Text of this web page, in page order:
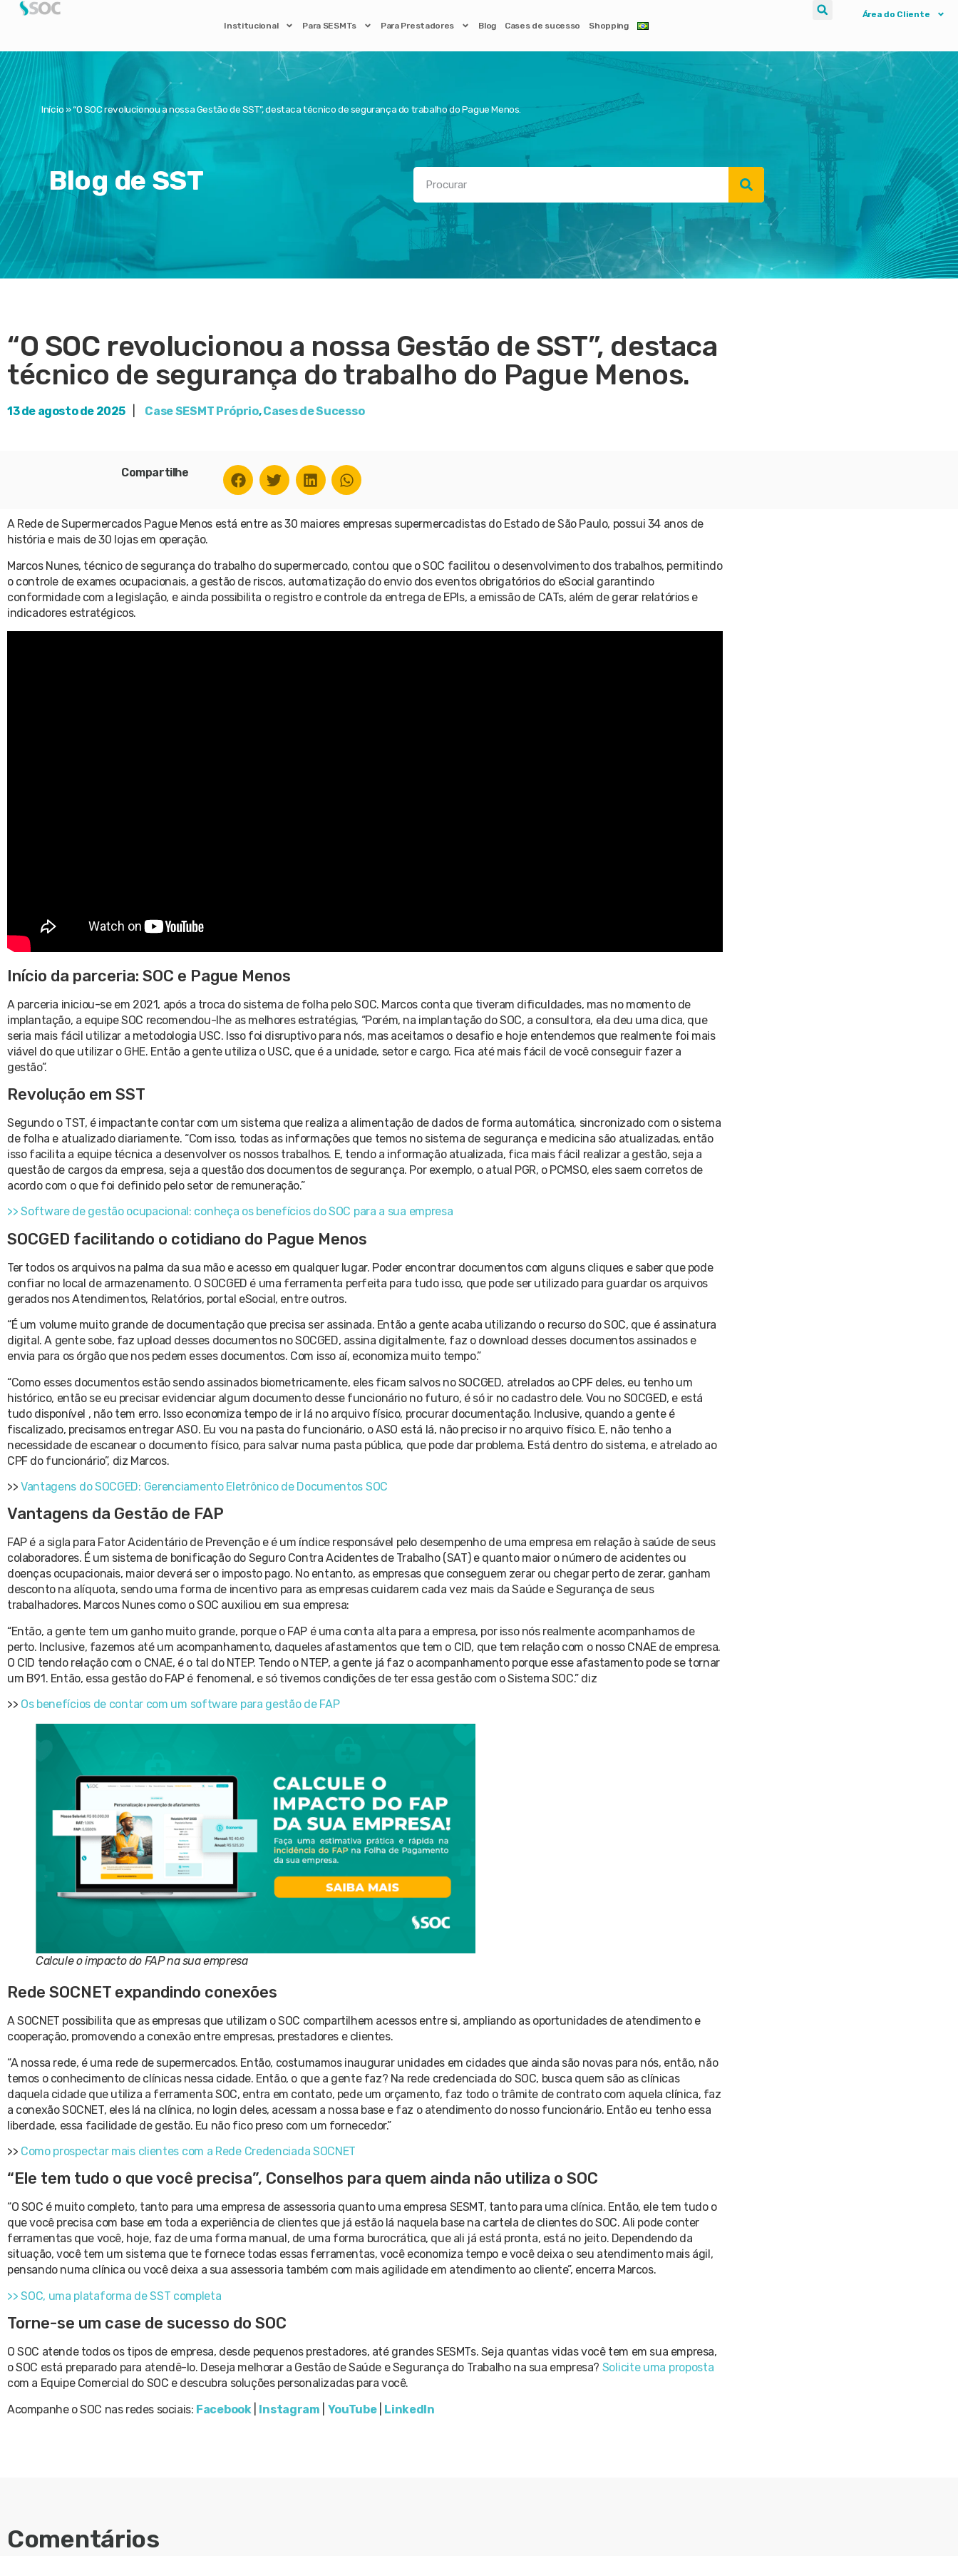
Institucional Para SESMTs Para Prestadores Blog Cases de sucesso Shopping
Área do Cliente
Início»“O SOC revolucionou a nossa Gestão de SST”, destaca técnico de segurança do trabalho do Pague Menos.
Blog de SST
“O SOC revolucionou a nossa Gestão de SST”, destaca
técnico de segurança do trabalho do Pague Menos.
13 de agosto de 2025 Case SESMT Próprio,Cases de Sucesso
Compartilhe
A Rede de Supermercados Pague Menos está entre as 30 maiores empresas supermercadistas do Estado de São Paulo, possui 34 anos de
história e mais de 30 lojas em operação.
Marcos Nunes, técnico de segurança do trabalho do supermercado, contou que o SOC facilitou o desenvolvimento dos trabalhos, permitindo
o controle de exames ocupacionais, a gestão de riscos, automatização do envio dos eventos obrigatórios do eSocial garantindo
conformidade com a legislação, e ainda possibilita o registro e controle da entrega de EPIs, a emissão de CATs, além de gerar relatórios e
indicadores estratégicos.
Início da parceria: SOC e Pague Menos
A parceria iniciou-se em 2021, após a troca do sistema de folha pelo SOC. Marcos conta que tiveram dificuldades, mas no momento de
implantação, a equipe SOC recomendou-lhe as melhores estratégias, “Porém, na implantação do SOC, a consultora, ela deu uma dica, que
seria mais fácil utilizar a metodologia USC. Isso foi disruptivo para nós, mas aceitamos o desafio e hoje entendemos que realmente foi mais
viável do que utilizar o GHE. Então a gente utiliza o USC, que é a unidade, setor e cargo. Fica até mais fácil de você conseguir fazer a
gestão”.
Revolução em SST
Segundo o TST, é impactante contar com um sistema que realiza a alimentação de dados de forma automática, sincronizado com o sistema
de folha e atualizado diariamente. “Com isso, todas as informações que temos no sistema de segurança e medicina são atualizadas, então
isso facilita a equipe técnica a desenvolver os nossos trabalhos. E, tendo a informação atualizada, fica mais fácil realizar a gestão, seja a
questão de cargos da empresa, seja a questão dos documentos de segurança. Por exemplo, o atual PGR, o PCMSO, eles saem corretos de
acordo com o que foi definido pelo setor de remuneração.”
>> Software de gestão ocupacional: conheça os benefícios do SOC para a sua empresa
SOCGED facilitando o cotidiano do Pague Menos
Ter todos os arquivos na palma da sua mão e acesso em qualquer lugar. Poder encontrar documentos com alguns cliques e saber que pode
confiar no local de armazenamento. O SOCGED é uma ferramenta perfeita para tudo isso, que pode ser utilizado para guardar os arquivos
gerados nos Atendimentos, Relatórios, portal eSocial, entre outros.
“É um volume muito grande de documentação que precisa ser assinada. Então a gente acaba utilizando o recurso do SOC, que é assinatura
digital. A gente sobe, faz upload desses documentos no SOCGED, assina digitalmente, faz o download desses documentos assinados e
envia para os órgão que nos pedem esses documentos. Com isso aí, economiza muito tempo.”
“Como esses documentos estão sendo assinados biometricamente, eles ficam salvos no SOCGED, atrelados ao CPF deles, eu tenho um
histórico, então se eu precisar evidenciar algum documento desse funcionário no futuro, é só ir no cadastro dele. Vou no SOCGED, e está
tudo disponível , não tem erro. Isso economiza tempo de ir lá no arquivo físico, procurar documentação. Inclusive, quando a gente é
fiscalizado, precisamos entregar ASO. Eu vou na pasta do funcionário, o ASO está lá, não preciso ir no arquivo físico. E, não tenho a
necessidade de escanear o documento físico, para salvar numa pasta pública, que pode dar problema. Está dentro do sistema, e atrelado ao
CPF do funcionário”, diz Marcos.
>> Vantagens do SOCGED: Gerenciamento Eletrônico de Documentos SOC
Vantagens da Gestão de FAP
FAP é a sigla para Fator Acidentário de Prevenção e é um índice responsável pelo desempenho de uma empresa em relação à saúde de seus
colaboradores. É um sistema de bonificação do Seguro Contra Acidentes de Trabalho (SAT) e quanto maior o número de acidentes ou
doenças ocupacionais, maior deverá ser o imposto pago. No entanto, as empresas que conseguem zerar ou chegar perto de zerar, ganham
desconto na alíquota, sendo uma forma de incentivo para as empresas cuidarem cada vez mais da Saúde e Segurança de seus
trabalhadores. Marcos Nunes como o SOC auxiliou em sua empresa:
“Então, a gente tem um ganho muito grande, porque o FAP é uma conta alta para a empresa, por isso nós realmente acompanhamos de
perto. Inclusive, fazemos até um acompanhamento, daqueles afastamentos que tem o CID, que tem relação com o nosso CNAE de empresa.
O CID tendo relação com o CNAE, é o tal do NTEP. Tendo o NTEP, a gente já faz o acompanhamento porque esse afastamento pode se tornar
um B91. Então, essa gestão do FAP é fenomenal, e só tivemos condições de ter essa gestão com o Sistema SOC.” diz
>> Os benefícios de contar com um software para gestão de FAP
Calcule o impacto do FAP na sua empresa
Rede SOCNET expandindo conexões
A SOCNET possibilita que as empresas que utilizam o SOC compartilhem acessos entre si, ampliando as oportunidades de atendimento e
cooperação, promovendo a conexão entre empresas, prestadores e clientes.
“A nossa rede, é uma rede de supermercados. Então, costumamos inaugurar unidades em cidades que ainda são novas para nós, então, não
temos o conhecimento de clínicas nessa cidade. Então, o que a gente faz? Na rede credenciada do SOC, busca quem são as clínicas
daquela cidade que utiliza a ferramenta SOC, entra em contato, pede um orçamento, faz todo o trâmite de contrato com aquela clínica, faz
a conexão SOCNET, eles lá na clínica, no login deles, acessam a nossa base e faz o atendimento do nosso funcionário. Então eu tenho essa
liberdade, essa facilidade de gestão. Eu não fico preso com um fornecedor.”
>> Como prospectar mais clientes com a Rede Credenciada SOCNET
“Ele tem tudo o que você precisa”, Conselhos para quem ainda não utiliza o SOC
“O SOC é muito completo, tanto para uma empresa de assessoria quanto uma empresa SESMT, tanto para uma clínica. Então, ele tem tudo o
que você precisa com base em toda a experiência de clientes que já estão lá naquela base na cartela de clientes do SOC. Ali pode conter
ferramentas que você, hoje, faz de uma forma manual, de uma forma burocrática, que ali já está pronta, está no jeito. Dependendo da
situação, você tem um sistema que te fornece todas essas ferramentas, você economiza tempo e você deixa o seu atendimento mais ágil,
pensando numa clínica ou você deixa a sua assessoria também com mais agilidade em atendimento ao cliente”, encerra Marcos.
>> SOC, uma plataforma de SST completa
Torne-se um case de sucesso do SOC
O SOC atende todos os tipos de empresa, desde pequenos prestadores, até grandes SESMTs. Seja quantas vidas você tem em sua empresa,
o SOC está preparado para atendê-lo. Deseja melhorar a Gestão de Saúde e Segurança do Trabalho na sua empresa? Solicite uma proposta
com a Equipe Comercial do SOC e descubra soluções personalizadas para você.
Acompanhe o SOC nas redes sociais: Facebook Instagram YouTube| LinkedIn
Comentários